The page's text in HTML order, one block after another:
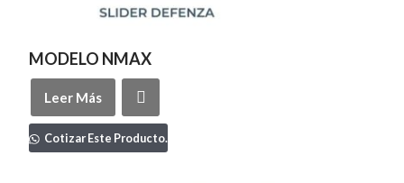
MODELO NMAX
Leer Más
Cotizar Este Producto.